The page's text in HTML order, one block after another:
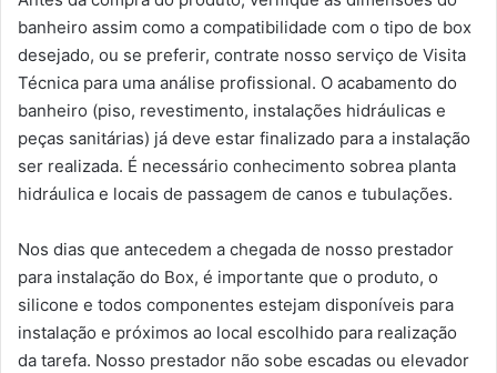
banheiro assim como a compatibilidade com o tipo de box
desejado, ou se preferir, contrate nosso serviço de Visita
Técnica para uma análise profissional. O acabamento do
banheiro (piso, revestimento, instalações hidráulicas e
peças sanitárias) já deve estar finalizado para a instalação
ser realizada. É necessário conhecimento sobrea planta
hidráulica e locais de passagem de canos e tubulações.
Nos dias que antecedem a chegada de nosso prestador
para instalação do Box, é importante que o produto, o
silicone e todos componentes estejam disponíveis para
instalação e próximos ao local escolhido para realização
da tarefa. Nosso prestador não sobe escadas ou elevador